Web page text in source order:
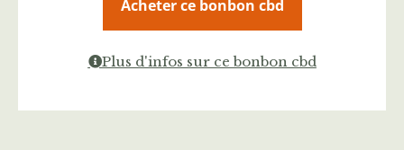
Acheter ce bonbon cbd
Plus d'infos sur ce bonbon cbd